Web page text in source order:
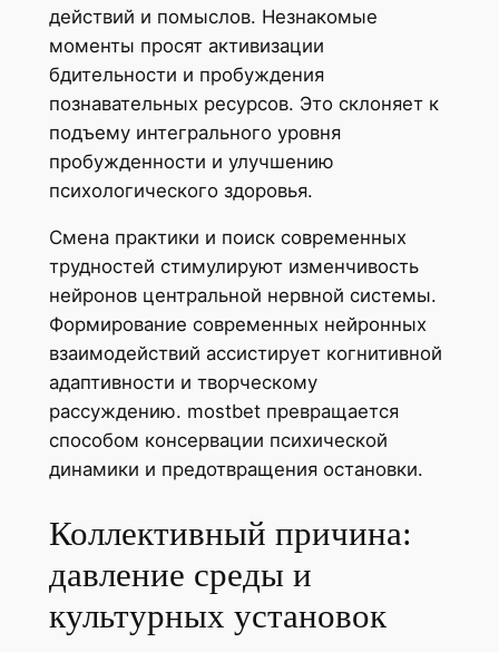
действий и помыслов. Незнакомые
моменты просят активизации
бдительности и пробуждения
познавательных ресурсов. Это склоняет к
подъему интегрального уровня
пробужденности и улучшению
психологического здоровья.
Смена практики и поиск современных
трудностей стимулируют изменчивость
нейронов центральной нервной системы.
Формирование современных нейронных
взаимодействий ассистирует когнитивной
адаптивности и творческому
рассуждению. mostbet превращается
способом консервации психической
динамики и предотвращения остановки.
Коллективный причина:
давление среды и
культурных установок